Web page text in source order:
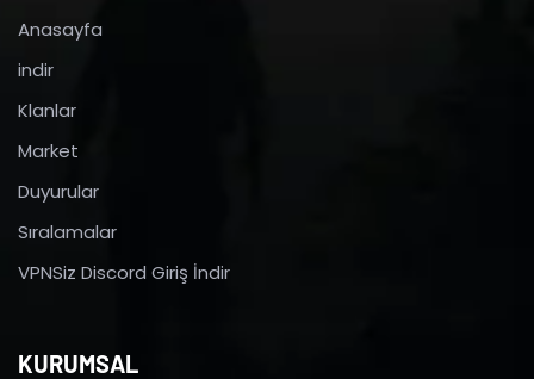
Anasayfa
indir
Klanlar
Market
Duyurular
Sıralamalar
VPNSiz Discord Giriş İndir
KURUMSAL